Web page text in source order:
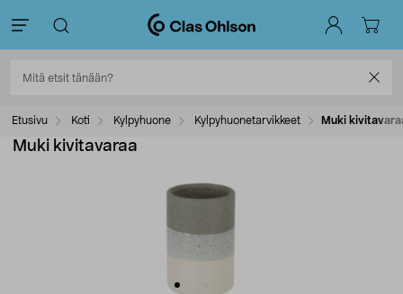
Etusivu Koti Kylpyhuone Kylpyhuonetarvikkeet Muki
Muki kivitavaraa